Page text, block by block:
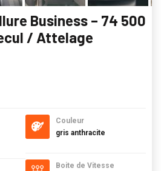
Business – 74 500
/ Attelage
Couleur
gris anthracite
Boite de Vitesse